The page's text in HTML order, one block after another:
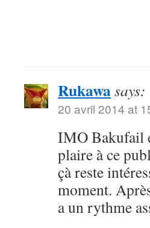
Rukawasays:
20 avril 2014 at
IMO Bakufail
plaire à ce
çà reste
moment.
a un rythme